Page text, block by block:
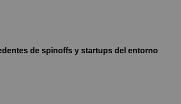
de spinoffs y startups del entorno